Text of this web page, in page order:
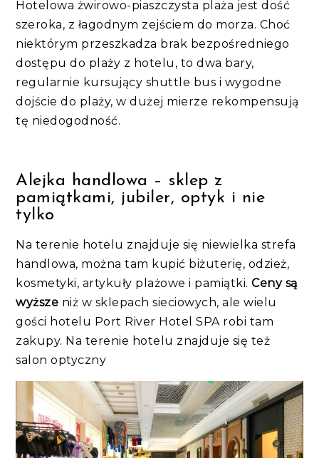
Hotelowa żwirowo-piaszczysta plaża jest dość
szeroka, z łagodnym zejściem do morza. Choć
niektórym przeszkadza brak bezpośredniego
dostępu do plaży z hotelu, to dwa bary,
regularnie kursujący shuttle bus i wygodne
dojście do plaży, w dużej mierze rekompensują
tę niedogodność.
Alejka handlowa – sklep z
pamiątkami, jubiler, optyk i nie
tylko
Na terenie hotelu znajduje się niewielka strefa
handlowa, można tam kupić biżuterię, odzież,
kosmetyki, artykuły plażowe i pamiątki.Ceny są
wyższe niż w sklepach sieciowych, ale wielu
gości hotelu Port River Hotel SPA robi tam
zakupy. Na terenie hotelu znajduje się też
salon optyczny